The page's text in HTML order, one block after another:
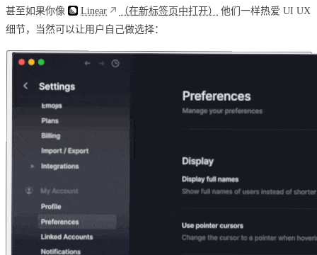
甚至如果你像 Linear （在新标签页中打开）
他们一样热爱 UI UX
细节，当然可以让用户自己做选择：